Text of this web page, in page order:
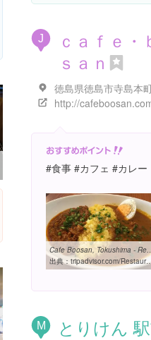
J
ｃａｆｅ・
ｓａｎ
http://
#食事 #カフェ #カレー
Cafe Boosan, Tokushima -
出典： tripadvisor.com/Restaurant_Review-g298236-d7450900-Reviews-Cafe_Boosan-Tokushima_Tokushima_Prefecture_Shikoku.html
M とりけん